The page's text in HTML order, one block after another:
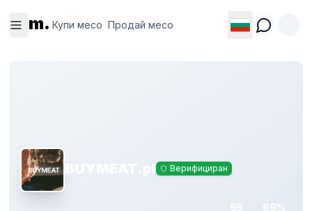
m. Купи месо Продай месо
месо
месо
BUYMEAT.pl Верифициран
95 69%